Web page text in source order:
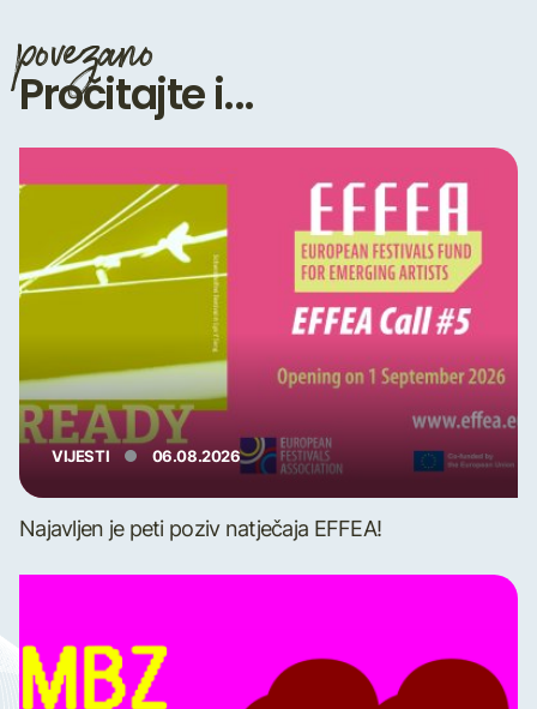
povezano
Pročitajte i...
VIJESTI 06.08.2026
Najavljen je peti poziv natječaja EFFEA!